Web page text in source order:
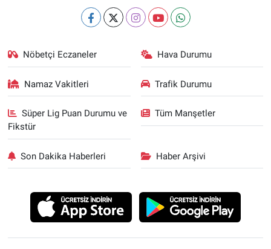
Nöbetçi Eczaneler Hava Durumu
Namaz Vakitleri Trafik Durumu
Süper Lig Puan Durumu ve
Fikstür
Tüm Manşetler
Son Dakika Haberleri Haber Arşivi